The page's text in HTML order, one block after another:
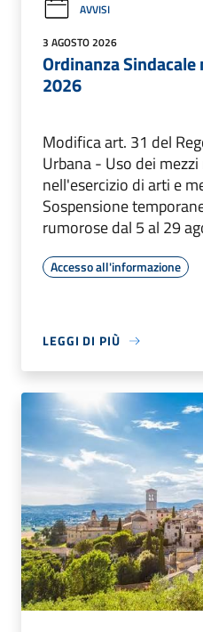
AVVISI
3 AGOSTO 2026
Ordinanza
2026
Modifica art. 31 del
Urbana - Uso dei
nell'esercizio di arti e
Sospensione
rumorose dal 5 al 29
Accesso all'informazione
LEGGI DI PIÙ